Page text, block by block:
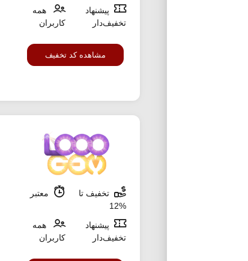
پیشنهاد
تخفیف‌دار
همه
کاربران
مشاهده کد تخفیف
تخفیف تا
%12
معتبر
پیشنهاد
تخفیف‌دار
همه
کاربران